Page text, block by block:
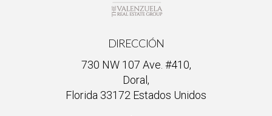
DIRECCIÓN
730 NW 107 Ave. #410,
Doral,
Florida 33172 Estados Unidos